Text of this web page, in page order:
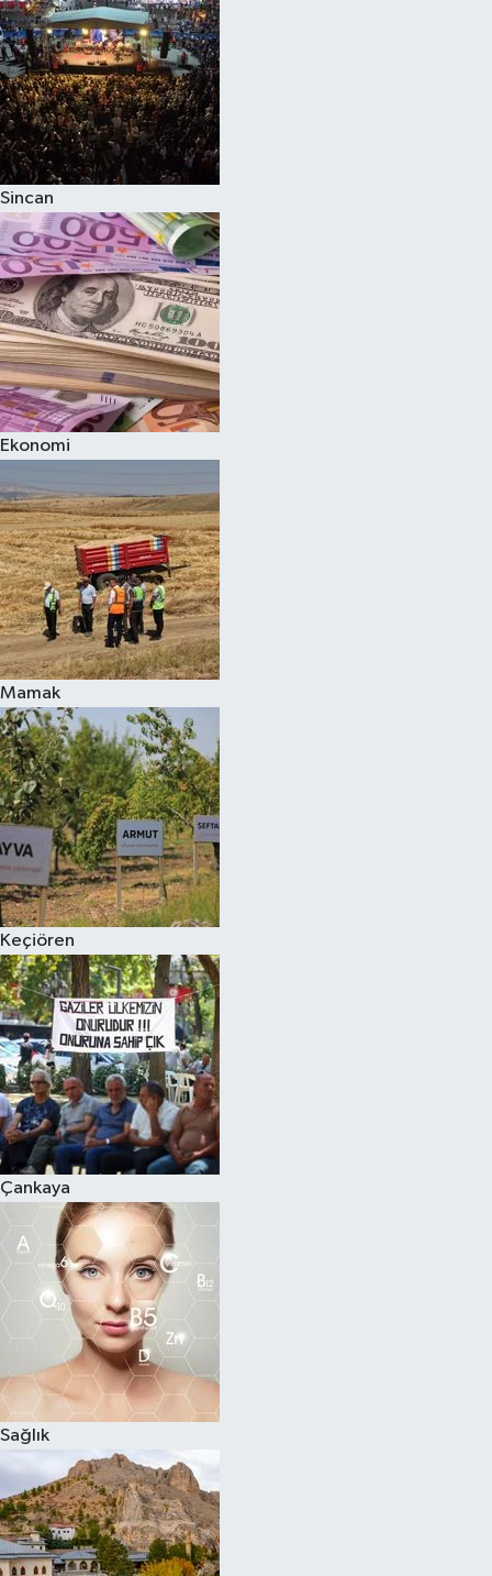
Sincan
Ekonomi
Mamak
Keçiören
Çankaya
Sağlık